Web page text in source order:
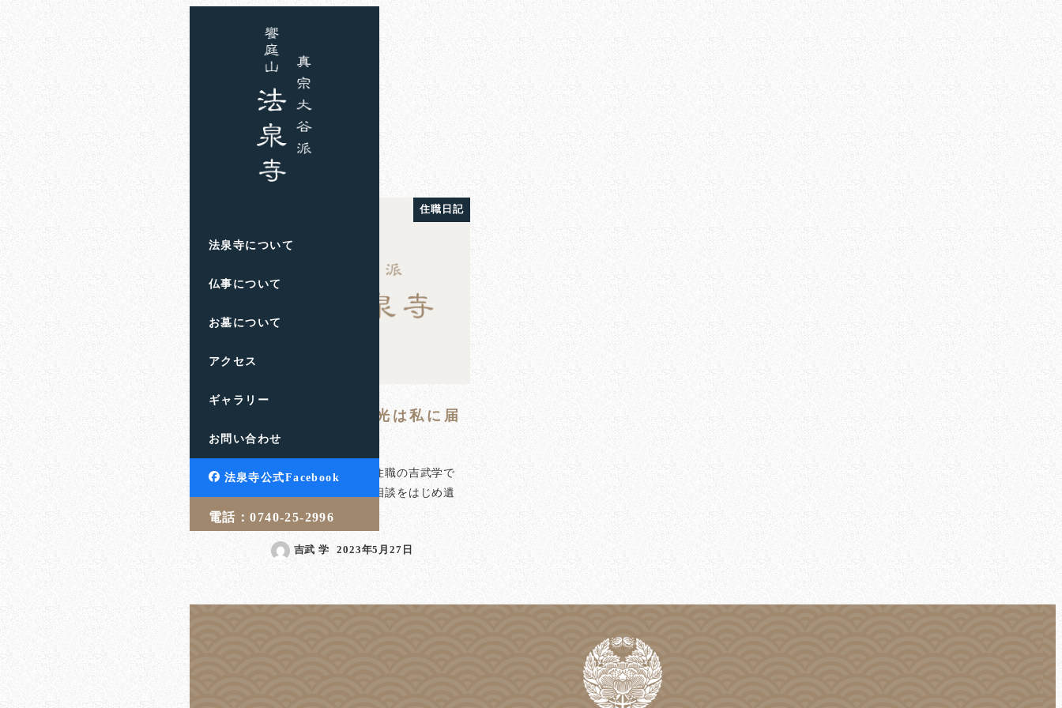
法泉寺について
仏事について
お墓について
アクセス
ギャラリー
お問い合わせ
法泉寺公式Facebook
電話：0740-25-2996
お知らせ
正信偈
住職日記
雲や霧があっても日光は私に届
く
滋賀県高島市の饗庭山法泉寺住職の吉武学で
す。人生のお悩みや終活のご相談をはじめ遺
言・相続・葬儀・埋葬 […]
吉武 学
投稿日
2023年5月27日